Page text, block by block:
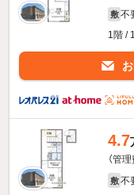
敷 不
1階 /
4.7
（管
敷 不